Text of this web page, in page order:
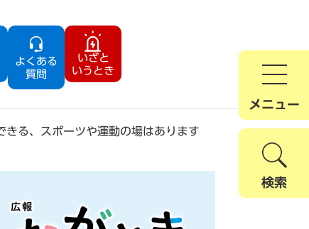
よくある
質問
いざと
いうとき
メニュー
検索
る、スポーツや運動の場はあります